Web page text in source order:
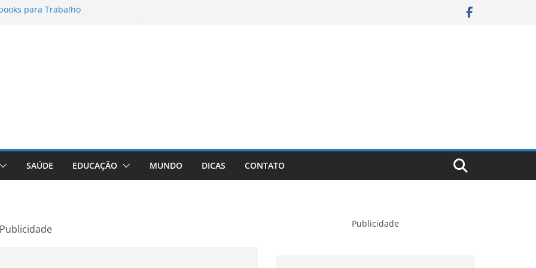
para Trabalho
A Comprehensive Review of the
Loss Pill
SAÚDE EDUCAÇÃO MUNDO DICAS CONTATO
Publicidade Publicidade